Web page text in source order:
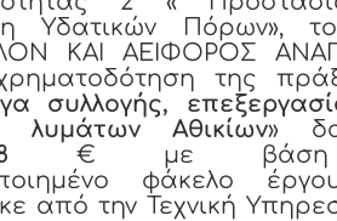
Υδατικών Πόρων»,
ΚΑΙ ΑΕΙΦΟΡΟΣ
της
συλλογής,
λυμάτωνΑθικίων»
€ με
φάκελο
από την Τεχνική